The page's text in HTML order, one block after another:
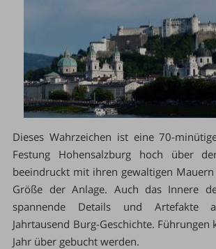
Dieses Wahrzeichen ist eine 70-
Festung Hohensalzburg hoch über
beeindruckt mit ihren gewaltigen
Größe der Anlage. Auch das Innere
spannende Details und Artefakte
Jahrtausend Burg-Geschichte. Führungen
Jahr über gebucht werden.